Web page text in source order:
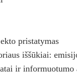
pristatymas
iššūkiai:
ir informuotumo